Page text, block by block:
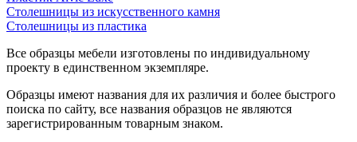
Столешницы из искусственного камня
Столешницы из пластика
Все образцы мебели изготовлены по индивидуальному
проекту в единственном экземпляре.
Образцы имеют названия для их различия и более быстрого
поиска по сайту, все названия образцов не являются
зарегистрированным товарным знаком.